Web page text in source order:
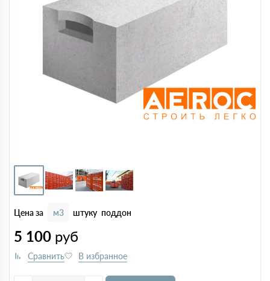
Цена за м3 штуку поддон
5 100 руб